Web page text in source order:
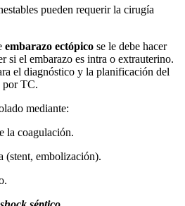
pueden requerir la cirugía
embarazo ectópico se le debe hacer
si el embarazo es intra o extrauterino.
el diagnóstico y la planificación del
por TC.
mediante:
la coagulación.
(stent, embolización).